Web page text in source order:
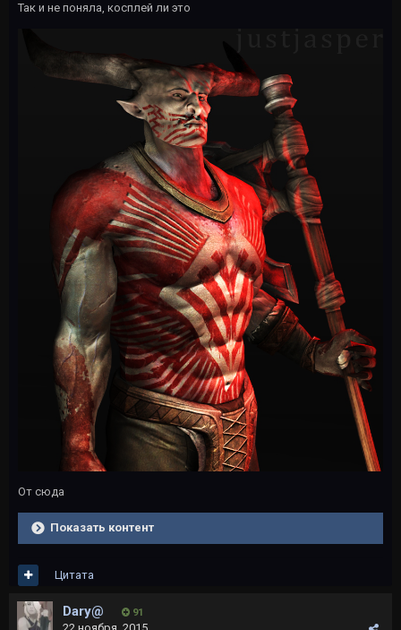
Так и не поняла, косплей ли это
От сюда
Показать контент
Цитата
Dary@ 91